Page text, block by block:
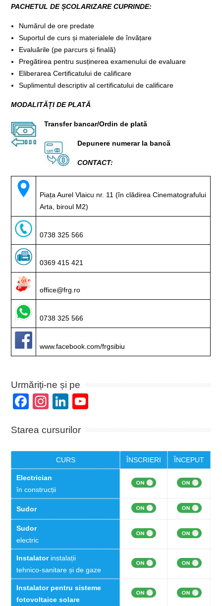
PACHETUL DE ȘCOLARIZARE CUPRINDE:
Numărul de ore predate
Suportul de curs și materialele de învățare
Evaluările (pe parcurs și finală)
Pregătirea pentru susținerea examenului de evaluare
Eliberarea Certificatului de calificare
Suplimentul descriptiv al certificatului de calificare
MODALITĂȚI DE PLATĂ
Transfer bancar/Ordin de plată
Depunere numerar la bancă
CONTACT:
Piața Aurel Vlaicu nr. 11 (în clădirea Cinematografului
Arta, biroul M2)
0738 325 566
0369 415 421
office@frg.ro
0738 325 566
www.facebook.com/frgsibiu
Urmăriți-ne și pe
Facebook
Instagram
LinkedIn
Starea cursurilor
CURS ÎNSCRIERI ÎNCEPUT
Electrician
în construcții
Sudor
Sudor
electric
Instalatorinstalații
tehnico-sanitare și de gaze
Instalator pentru sisteme
fotovoltaice solare